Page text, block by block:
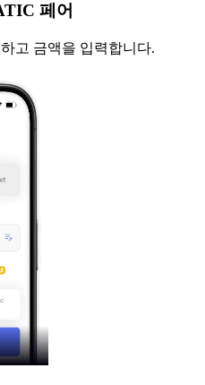
페어
고 금액을 입력합니다.